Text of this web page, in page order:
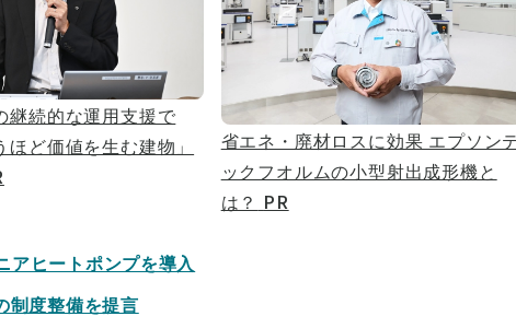
継続的な運用支援で
ほど価値を生む建物」
省エネ・廃材ロスに効果 エプソン
ックフオルムの小型射出成形機と
は？ PR
アヒートポンプを導入
度整備を提言